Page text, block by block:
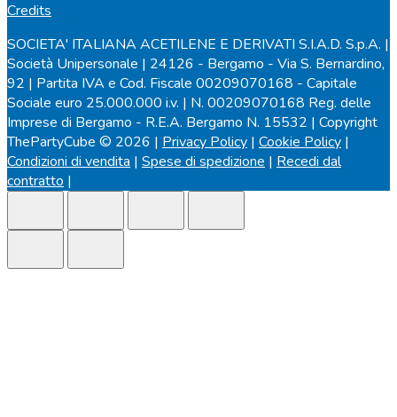
Credits
SOCIETA' ITALIANA ACETILENE E DERIVATI S.I.A.D. S.p.A. |
Società Unipersonale | 24126 - Bergamo - Via S. Bernardino,
92 | Partita IVA e Cod. Fiscale 00209070168 - Capitale
Sociale euro 25.000.000 i.v. | N. 00209070168 Reg. delle
Imprese di Bergamo - R.E.A. Bergamo N. 15532 | Copyright
ThePartyCube © 2026 | Privacy Policy | Cookie Policy |
Condizioni di vendita | Spese di spedizione | Recedi dal
contratto |